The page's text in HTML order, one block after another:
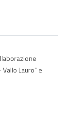
Lauro" e